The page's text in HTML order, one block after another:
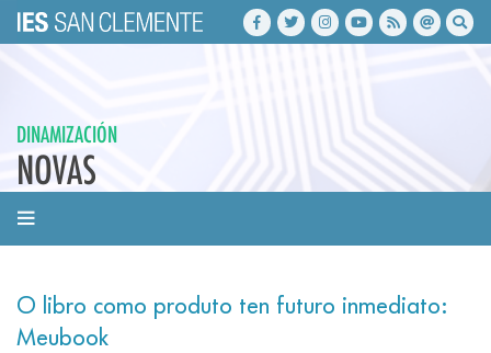
DINAMIZACIÓN
NOVAS
O libro como produto ten futuro inmediato:
Meubook